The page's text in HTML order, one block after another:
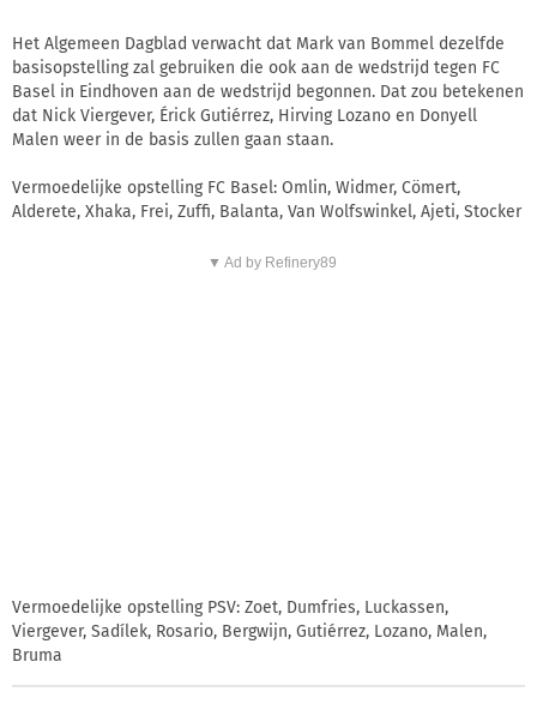
Het Algemeen Dagblad verwacht dat Mark van Bommel dezelfde
basisopstelling zal gebruiken die ook aan de wedstrijd tegen FC
Basel in Eindhoven aan de wedstrijd begonnen. Dat zou betekenen
dat Nick Viergever, Érick Gutiérrez, Hirving Lozano en Donyell
Malen weer in de basis zullen gaan staan.
Vermoedelijke opstelling FC Basel: Omlin, Widmer, Cömert,
Alderete, Xhaka, Frei, Zuffi, Balanta, Van Wolfswinkel, Ajeti, Stocker
▼ Ad by Refinery89
Vermoedelijke opstelling PSV: Zoet, Dumfries, Luckassen,
Viergever, Sadílek, Rosario, Bergwijn, Gutiérrez, Lozano, Malen,
Bruma